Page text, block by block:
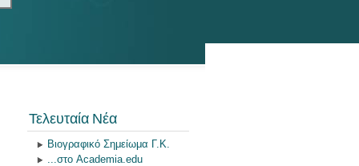
Τελευταία Νέα
Βιογραφικό Σημείωμα Γ.Κ.
...στο Academia.edu